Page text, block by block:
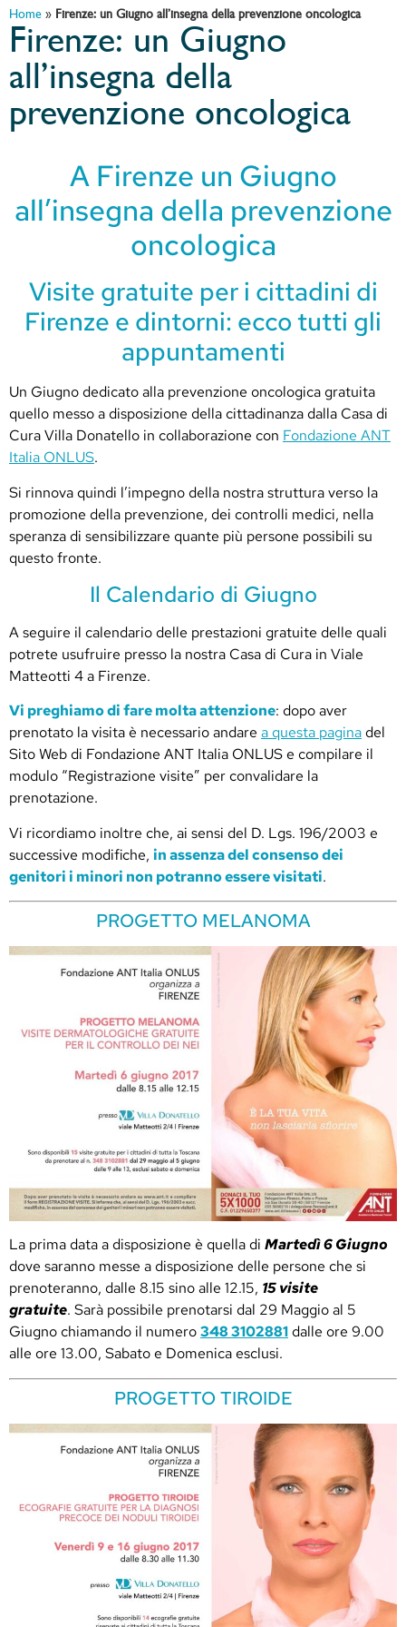
Home » Firenze: un Giugno all’insegna della prevenzione oncologica
Firenze: un Giugno
all’insegna della
prevenzione oncologica
A Firenze un Giugno
all’insegna della prevenzione
oncologica
Visite gratuite per i cittadini di
Firenze e dintorni: ecco tutti gli
appuntamenti
Un Giugno dedicato alla prevenzione oncologica gratuita
quello messo a disposizione della cittadinanza dalla Casa di
Cura Villa Donatello in collaborazione con Fondazione ANT
Italia ONLUS.
Si rinnova quindi l’impegno della nostra struttura verso la
promozione della prevenzione, dei controlli medici, nella
speranza di sensibilizzare quante più persone possibili su
questo fronte.
Il Calendario di Giugno
A seguire il calendario delle prestazioni gratuite delle quali
potrete usufruire presso la nostra Casa di Cura in Viale
Matteotti 4 a Firenze.
Vi preghiamo di fare molta attenzione: dopo aver
prenotato la visita è necessario andare a questa paginadel
Sito Web di Fondazione ANT Italia ONLUS e compilare il
modulo “Registrazione visite” per convalidare la
prenotazione.
Vi ricordiamo inoltre che, ai sensi del D. Lgs. 196/2003 e
successive modifiche, in assenza del consenso dei
genitori i minori non potranno essere visitati.
PROGETTO MELANOMA
La prima data a disposizione è quella di Martedì 6 Giugno
dove saranno messe a disposizione delle persone che si
prenoteranno, dalle 8.15 sino alle 12.15, 15 visite
gratuite. Sarà possibile prenotarsi dal 29 Maggio al 5
Giugno chiamando il numero348 3102881dalle ore 9.00
alle ore 13.00, Sabato e Domenica esclusi.
PROGETTO TIROIDE